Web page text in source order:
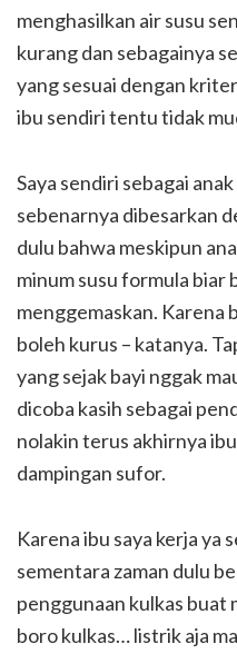
menghasilkan air susu
kurang dan sebagainya
yang sesuai dengan
ibu sendiri tentu tidak
Saya sendiri sebagai
sebenarnya dibesarkan
dulu bahwa meskipun
minum susu formula
menggemaskan. Karena
boleh kurus – katanya.
yang sejak bayi nggak
dicoba kasih sebagai
nolakin terus akhirnya
dampingan sufor.
Karena ibu saya kerja ya
sementara zaman dulu
penggunaan kulkas buat
boro kulkas… listrik aja